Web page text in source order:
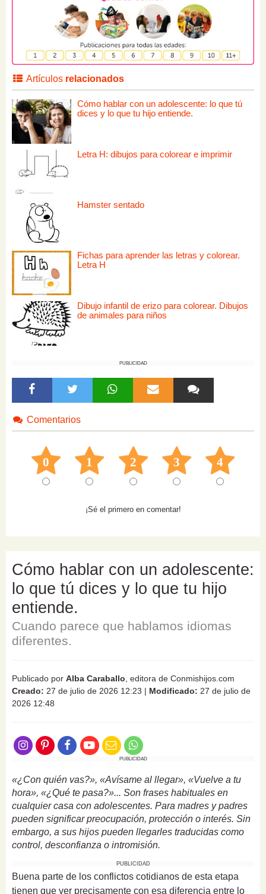
Artículos relacionados
Cómo hablar con un adolescente: lo que tú
dices y lo que tu hijo entiende.
Letra H: dibujos para colorear e imprimir
Hamster sentado
Fichas para aprender las letras y colorear.
Letra H
Dibujo infantil de erizo para colorear. Dibujos
de animales para niños
PUBLICIDAD
Comentarios
0 1 2 3 4
¡Sé el primero en comentar!
Cómo hablar con un adolescente:
lo que tú dices y lo que tu hijo
entiende.
Cuando parece que hablamos idiomas
diferentes.
Publicado por Alba Caraballo , editora de Conmishijos.com
Creado: 27 de julio de 2026 12:23 | Modificado: 27 de julio de
2026 12:48
PUBLICIDAD
«¿Con quién vas?», «Avísame al llegar», «Vuelve a tu
hora», «¿Qué te pasa?»... Son frases habituales en
cualquier casa con adolescentes. Para madres y padres
pueden significar preocupación, protección o interés. Sin
embargo, a sus hijos pueden llegarles traducidas como
control, desconfianza o intromisión.
PUBLICIDAD
Buena parte de los conflictos cotidianos de esta etapa
tienen que ver precisamente con esa diferencia entre lo